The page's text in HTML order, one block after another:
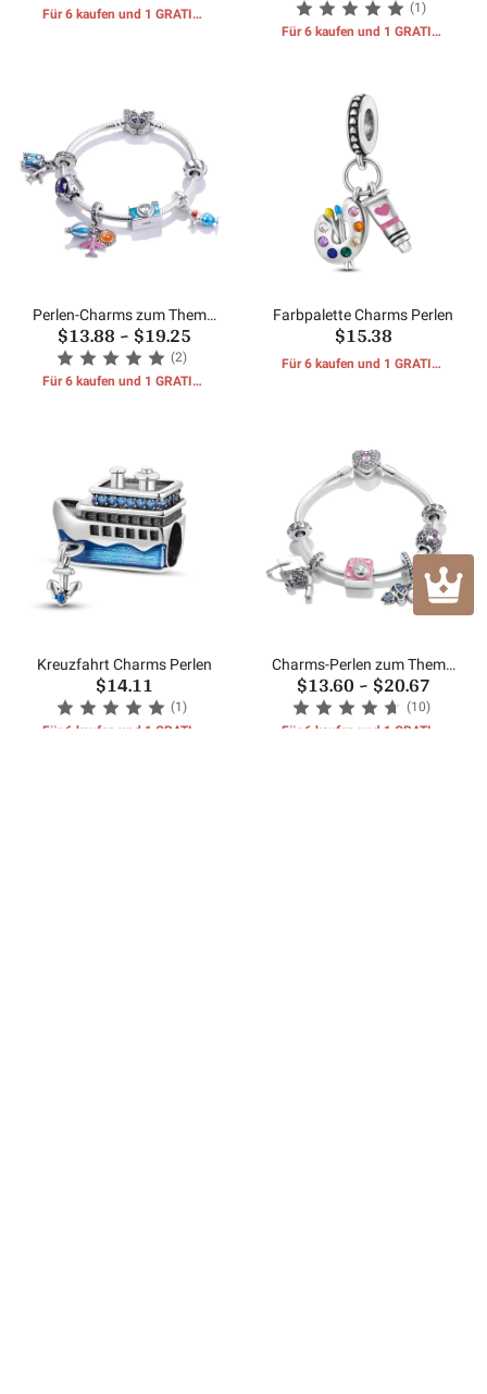
Für 6 kaufen und 1 GRATIS-
(1)
Für 6 kaufen und 1 GRATIS-
Perlen-Charms zum Thema
Reisen
$13.88~$19.25
(2)
Für 6 kaufen und 1 GRATIS-
Farbpalette Charms Perlen
$15.38
Für 6 kaufen und 1 GRATIS-
Kreuzfahrt Charms Perlen
$14.11
(1)
Für 6 kaufen und 1 GRATIS-
Charms-Perlen zum Thema
Abschlusssaison
$13.60~$20.67
(10)
Für 6 kaufen und 1 GRATIS-